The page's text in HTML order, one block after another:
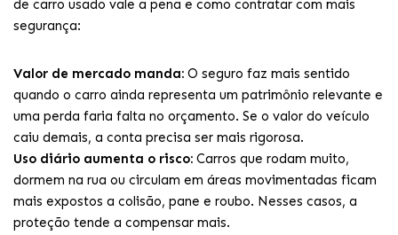
de carro usado vale a pena e como contratar com mais
segurança:
Valor de mercado manda: O seguro faz mais sentido
quando o carro ainda representa um patrimônio relevante e
uma perda faria falta no orçamento. Se o valor do veículo
caiu demais, a conta precisa ser mais rigorosa.
Uso diário aumenta o risco: Carros que rodam muito,
dormem na rua ou circulam em áreas movimentadas ficam
mais expostos a colisão, pane e roubo. Nesses casos, a
proteção tende a compensar mais.